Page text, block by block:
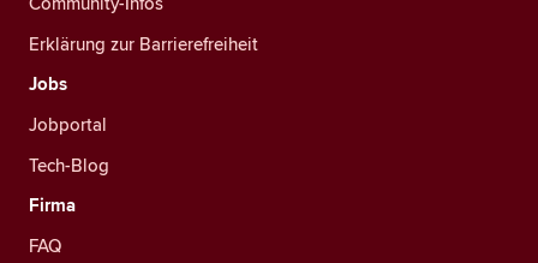
Erklärung zur Barrierefreiheit
Jobs
Jobportal
Tech-Blog
Firma
FAQ